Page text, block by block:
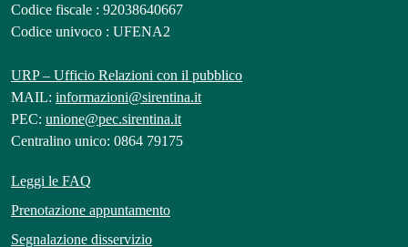
Codice fiscale : 92038640667
Codice univoco : UFENA2
URP – Ufficio Relazioni con il pubblico
MAIL: informazioni@sirentina.it
PEC: unione@pec.sirentina.it
Centralino unico: 0864 79175
Leggi le FAQ
Prenotazione appuntamento
Segnalazione disservizio